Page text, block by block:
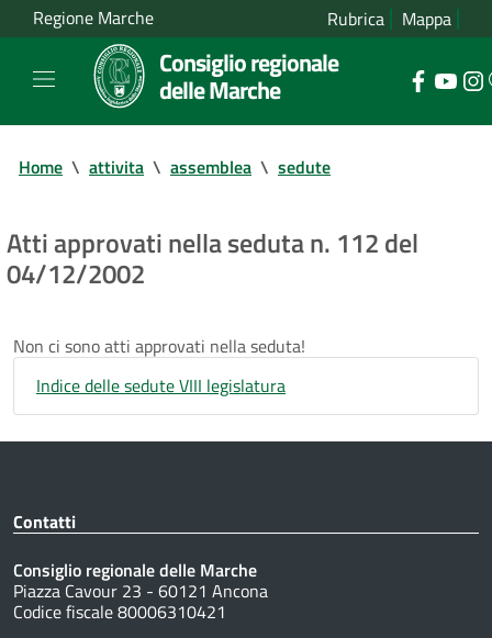
Regione Marche Rubrica Mappa
Consiglio regionale
delle Marche
Home \ attivita \ assemblea \ sedute
Atti approvati nella seduta n. 112 del
04/12/2002
Non ci sono atti approvati nella seduta!
Indice delle sedute VIII legislatura
Contatti
Consiglio regionale delle Marche
Piazza Cavour 23 - 60121 Ancona
Codice fiscale 80006310421